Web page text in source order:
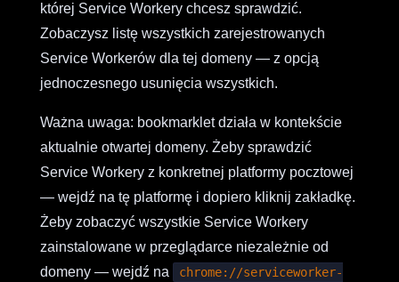
której Service Workery chcesz sprawdzić.
Zobaczysz listę wszystkich zarejestrowanych
Service Workerów dla tej domeny — z opcją
jednoczesnego usunięcia wszystkich.
Ważna uwaga: bookmarklet działa w kontekście
aktualnie otwartej domeny. Żeby sprawdzić
Service Workery z konkretnej platformy pocztowej
— wejdź na tę platformę i dopiero kliknij zakładkę.
Żeby zobaczyć wszystkie Service Workery
zainstalowane w przeglądarce niezależnie od
domeny — wejdź na
chrome://serviceworker-